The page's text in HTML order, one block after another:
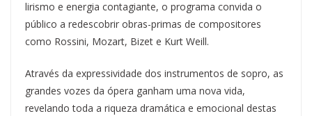
lirismo e energia contagiante, o programa convida o
público a redescobrir obras-primas de compositores
como Rossini, Mozart, Bizet e Kurt Weill.
Através da expressividade dos instrumentos de sopro, as
grandes vozes da ópera ganham uma nova vida,
revelando toda a riqueza dramática e emocional destas